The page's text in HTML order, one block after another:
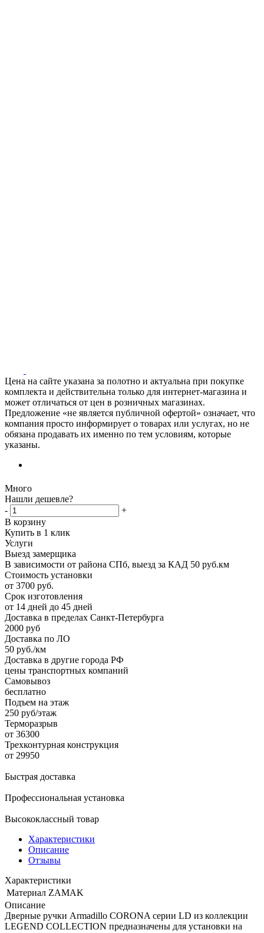
Цена на сайте указана за полотно и актуальна при покупке
комплекта и действительна только для интернет-магазина и
может отличаться от цен в розничных магазинах.
Предложение «не является публичной офертой» означает, что
компания просто информирует о товарах или услугах, но не
обязана продавать их именно по тем условиям, которые
указаны.
Много
Нашли дешевле?
-
+
В корзину
Купить в 1 клик
Услуги
Выезд замерщика
В зависимости от района СПб, выезд за КАД 50 руб.км
Стоимость установки
от 3700 руб.
Срок изготовления
от 14 дней до 45 дней
Доставка в пределах Санкт-Петербурга
2000 руб
Доставка по ЛО
50 руб./км
Доставка в другие города РФ
цены транспортных компаний
Самовывоз
бесплатно
Подъем на этаж
250 руб/этаж
Терморазрыв
от 36300
Трехконтурная конструкция
от 29950
Быстрая доставка
Профессиональная установка
Высококлассный товар
Характеристики
Описание
Отзывы
Характеристики
Материал ZAMAK
Описание
Дверные ручки Armadillo CORONA серии LD из коллекции
LEGEND COLLECTION предназначены для установки на